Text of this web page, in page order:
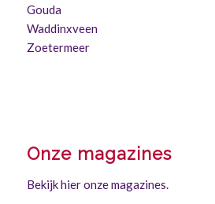
Gouda
Waddinxveen
Zoetermeer
Onze magazines
Bekijk hier onze magazines.